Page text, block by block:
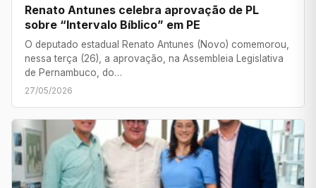
Renato Antunes celebra aprovação de PL
sobre “Intervalo Bíblico” em PE
O deputado estadual Renato Antunes (Novo) comemorou,
nessa terça (26), a aprovação, na Assembleia Legislativa
de Pernambuco, do…
27/05/2026